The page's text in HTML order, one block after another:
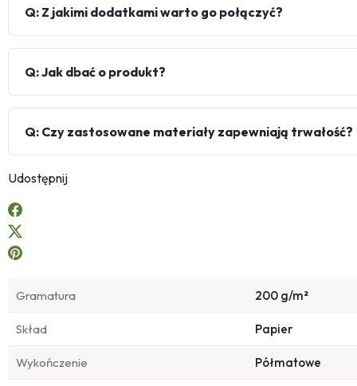
Q: Z jakimi dodatkami warto go połączyć?
Q: Jak dbać o produkt?
Q: Czy zastosowane materiały zapewniają trwałość?
Udostępnij
Gramatura 200 g/m²
Skład Papier
Wykończenie Półmatowe